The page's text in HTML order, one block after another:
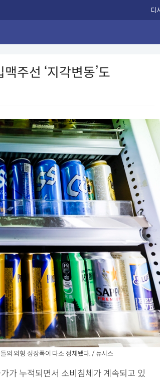
디
주선 ‘지각변동’도
의 외형 성장폭이 다소 정체됐다. / 뉴시스
가 누적되면서 소비침체가 계속되고 있